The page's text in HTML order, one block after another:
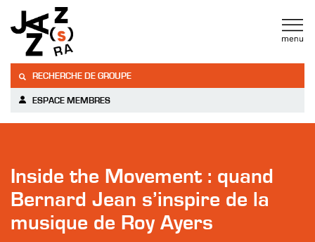
RECHERCHE DE GROUPE
ESPACE MEMBRES
Inside the Movement : quand
Bernard Jean s’inspire de la
musique de Roy Ayers